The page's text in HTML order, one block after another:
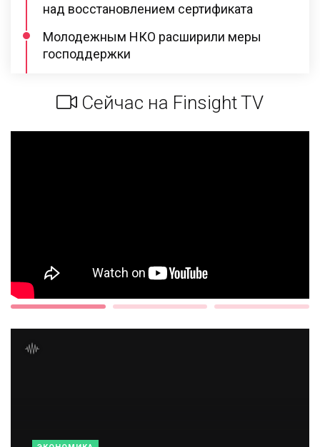
над восстановлением сертификата
Молодежным НКО расширили меры
господдержки
Сейчас на Finsight TV